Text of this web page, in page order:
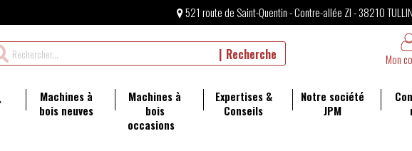
521 route de Saint-Quentin - Contre-allée ZI - 38210
Recherche Mon
Machines à
bois neuves
Machines à
bois
occasions
Expertises &
Conseils
Notre société
JPM